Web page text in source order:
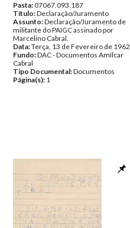
Pasta:07067.093.187
Título:Declaração/Juramento
Assunto:Declaração/Juramento de
militante do PAIGC assinado por
Marcelino Cabral.
Data:Terça, 13 de Fevereiro de 1962
Fundo:DAC - Documentos Amílcar
Cabral
Tipo Documental:Documentos
Página(s): 1